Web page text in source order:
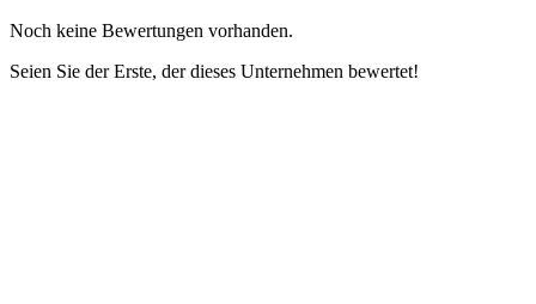
Noch keine Bewertungen vorhanden.
Seien Sie der Erste, der dieses Unternehmen bewertet!